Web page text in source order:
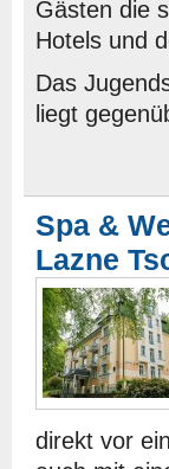
Gästen die
Hotels und
Das
liegt
Spa &
Lazne
direkt vor